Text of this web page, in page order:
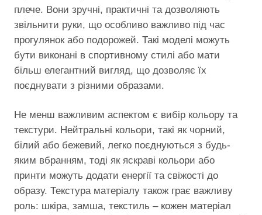
плече. Вони зручні, практичні та дозволяють
звільнити руки, що особливо важливо під час
прогулянок або подорожей. Такі моделі можуть
бути виконані в спортивному стилі або мати
більш елегантний вигляд, що дозволяє їх
поєднувати з різними образами.
Не менш важливим аспектом є вибір кольору та
текстури. Нейтральні кольори, такі як чорний,
білий або бежевий, легко поєднуються з будь-
яким вбранням, тоді як яскраві кольори або
принти можуть додати енергії та свіжості до
образу. Текстура матеріалу також грає важливу
роль: шкіра, замша, текстиль – кожен матеріал